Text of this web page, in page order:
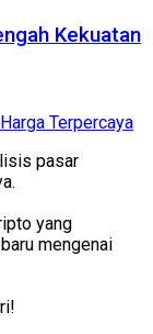
Kekuatan
pasar
yang
mengenai